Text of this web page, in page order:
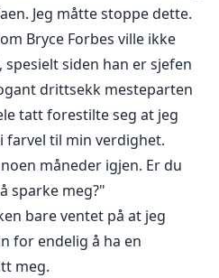
Jeg måtte stoppe dette.
Bryce Forbes ville ikke
siden han er sjefen
drittsekk mesteparten
tatt forestilte seg at jeg
farvel til min verdighet.
måneder igjen. Er du
sparke meg?"
bare ventet på at jeg
for endelig å ha en
meg.